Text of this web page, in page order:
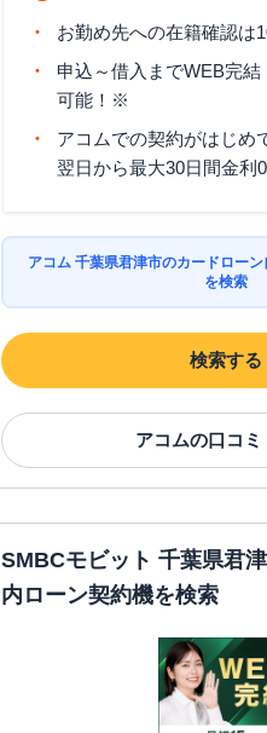
お勤め先への在籍確認は
申込～借入までWEB完結
可能！※
アコムでの契約がはじめ
翌日から最大30日間金利0
アコム 千葉県君津市のカードロー
を検索
検索する
アコムの口コミ
SMBCモビット 千葉県君
内ローン契約機を検索